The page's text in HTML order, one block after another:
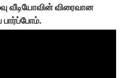
வீடியோவின் விரைவான